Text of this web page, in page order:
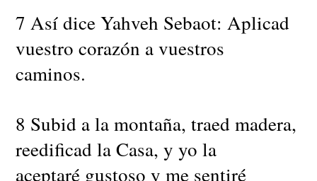
7 Así dice Yahveh Sebaot: Aplicad
vuestro corazón a vuestros
caminos.
8 Subid a la montaña, traed madera,
reedificad la Casa, y yo la
aceptaré gustoso y me sentiré